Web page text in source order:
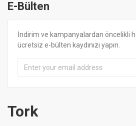
E-Bülten
İndirim ve kampanyalardan öncelikli
ücretsiz e-bülten kaydınızı yapın.
Tork